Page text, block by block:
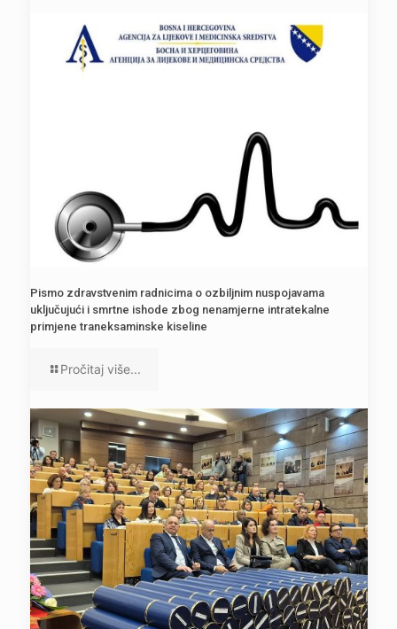
Pismo zdravstvenim radnicima o ozbiljnim nuspojavama
uključujući i smrtne ishode zbog nenamjerne intratekalne
primjene traneksaminske kiseline
Pročitaj više...